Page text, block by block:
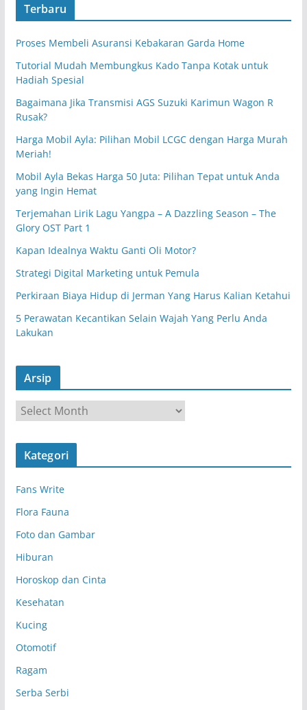
Terbaru
Proses Membeli Asuransi Kebakaran Garda Home
Tutorial Mudah Membungkus Kado Tanpa Kotak untuk
Hadiah Spesial
Bagaimana Jika Transmisi AGS Suzuki Karimun Wagon R
Rusak?
Harga Mobil Ayla: Pilihan Mobil LCGC dengan Harga Murah
Meriah!
Mobil Ayla Bekas Harga 50 Juta: Pilihan Tepat untuk Anda
yang Ingin Hemat
Terjemahan Lirik Lagu Yangpa – A Dazzling Season – The
Glory OST Part 1
Kapan Idealnya Waktu Ganti Oli Motor?
Strategi Digital Marketing untuk Pemula
Perkiraan Biaya Hidup di Jerman Yang Harus Kalian Ketahui
5 Perawatan Kecantikan Selain Wajah Yang Perlu Anda
Lakukan
Arsip
r
s
Kategori
Fans Write
Flora Fauna
Foto dan Gambar
Hiburan
Horoskop dan Cinta
Kesehatan
Kucing
Otomotif
Ragam
Serba Serbi